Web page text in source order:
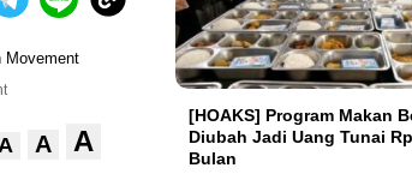
A A A
[HOAKS] Program Makan
Diubah Jadi Uang Tunai
Bulan